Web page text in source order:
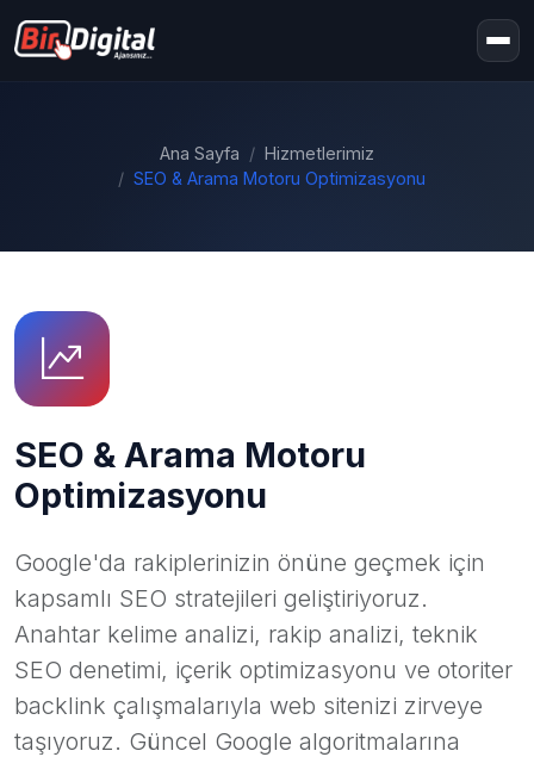
Ana Sayfa
Hizmetlerimiz
SEO & Arama Motoru Optimizasyonu
SEO & Arama Motoru
Optimizasyonu
Google'da rakiplerinizin önüne geçmek için
kapsamlı SEO stratejileri geliştiriyoruz.
Anahtar kelime analizi, rakip analizi, teknik
SEO denetimi, içerik optimizasyonu ve otoriter
backlink çalışmalarıyla web sitenizi zirveye
taşıyoruz. Güncel Google algoritmalarına